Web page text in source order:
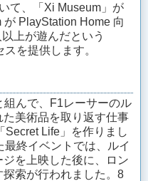
て、「Xi Museum」が
PlayStation Home 向
上が遊んだという
を提供します。
んで、F1レーサーのル
美術品を取り返す仕事
Secret Life」を作りまし
終イベントでは、ルイ
を上映した後に、ロン
探索が行われました。8